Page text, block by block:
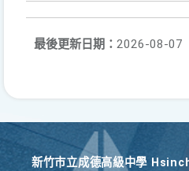
最後更新日期： 2026-08-07
新竹巿立成德高級中學